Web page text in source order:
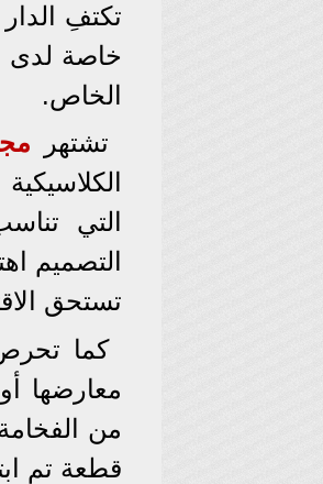
تكتفِ
خاصة لدى
الخاص.
تشتهر
التي
التصميم
تستحق
كما تحرص
معارضها
من
قطعة تم